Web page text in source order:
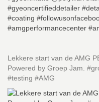
Lekkere start van de AMG
Powered by Groep Jam.
#testing #AMG